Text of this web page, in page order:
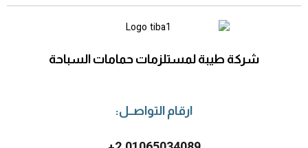
شركة طيبة لمستلزمات حمامات السباحة
ارقام التواصــل: